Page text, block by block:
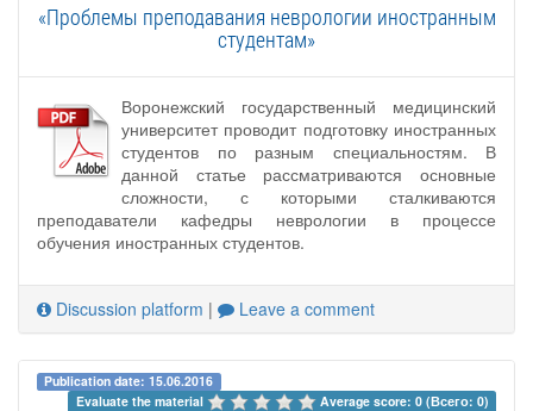
«Проблемы преподавания неврологии иностранным
студентам»
Воронежский государственный медицинский
университет проводит подготовку иностранных
студентов по разным специальностям. В
данной статье рассматриваются основные
сложности, с которыми сталкиваются
преподаватели кафедры неврологии в процессе
обучения иностранных студентов.
Discussion platform | Leave a comment
Publication date: 15.06.2016
Evaluate the material
Average score: 0 (Всего: 0)